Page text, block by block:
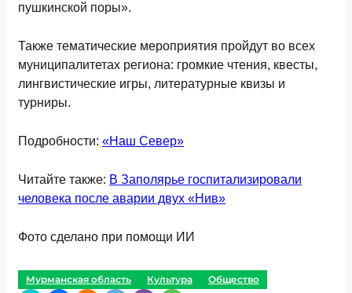
пушкинской поры».
Также тематические мероприятия пройдут во всех
муниципалитетах региона: громкие чтения, квесты,
лингвистические игры, литературные квизы и
турниры.
Подробности: «Наш Север»
Читайте также: В Заполярье госпитализировали
человека после аварии двух «Нив»
Фото сделано при помощи ИИ
Мурманская область Культура Общество